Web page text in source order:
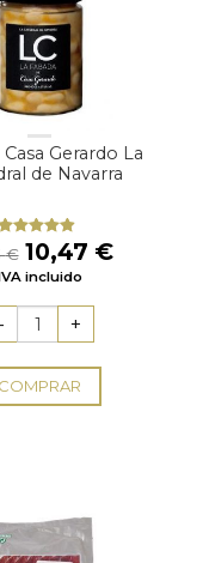
Casa Gerardo La
de Navarra
4.60
5
€ El
precio
era:
11,63 €.
10,47 €El
incluido
COMPRAR